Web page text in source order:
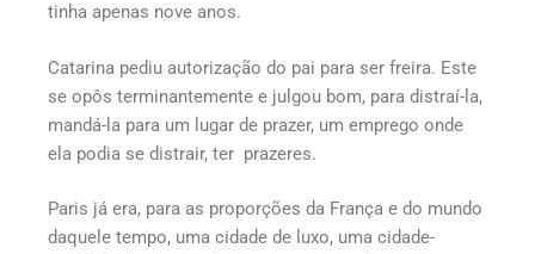
tinha apenas nove anos.
Catarina pediu autorização do pai para ser freira. Este
se opôs terminantemente e julgou bom, para distraí-la,
mandá-la para um lugar de prazer, um emprego onde
ela podia se distrair, ter prazeres.
Paris já era, para as proporções da França e do mundo
daquele tempo, uma cidade de luxo, uma cidade-